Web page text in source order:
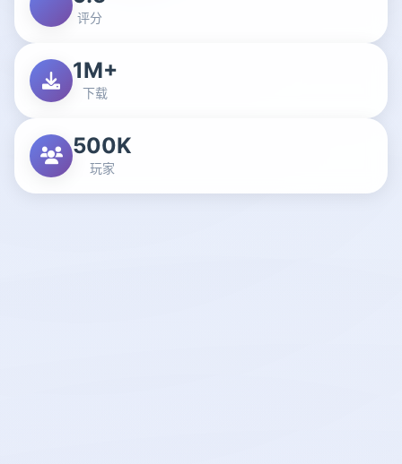
评分
1M+
下载
500K
玩家